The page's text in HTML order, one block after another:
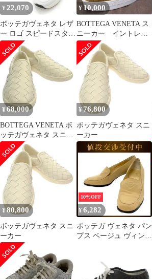
¥ 22,070
ボッテガヴェネタ レザ
ー ロゴ スピードスター
スニーカー シューズ ホ
ワイト 39【中古】
¥ 10,000
BOTTEGA VENETA ス
ニーカー イントレチ
ャート レザー 23cm
¥68,000
BOTTEGA VENETA ボ
ッテガヴェネタ スニー
カー
¥76,800
ボッテガヴェネタ スニ
ーカー
¥80,800
ボッテガヴェネタ スニ
ーカー
10%OFF
¥ 6,282
ボッテガ ヴェネタ パン
プス ベージュ ヴィンテ